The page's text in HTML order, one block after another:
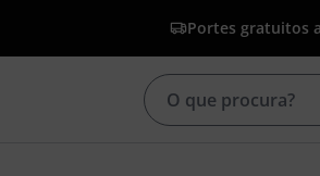
Portes gratuitos